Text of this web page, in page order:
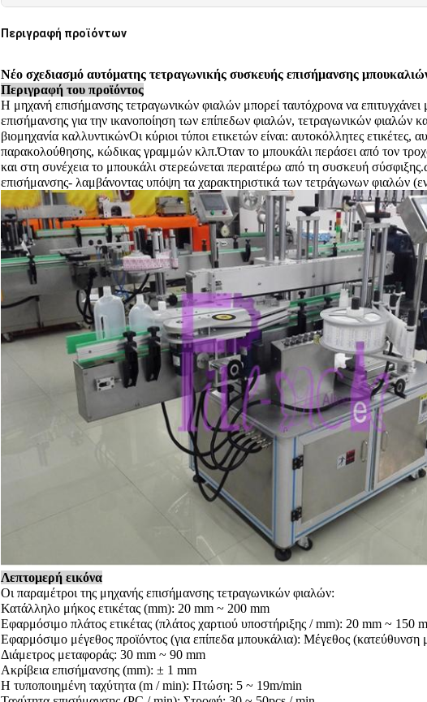
Περιγραφή προϊόντων
Νέο σχεδιασμό αυτόματης τετραγωνικής συσκευής επισήμανσης
Περιγραφή του προϊόντος
Η μηχανή επισήμανσης τετραγωνικών φιαλών μπορεί ταυτόχρονα να
επισήμανσης για την ικανοποίηση των επίπεδων φιαλών, τετραγωνικών φιαλών
βιομηχανία καλλυντικώνΟι κύριοι τύποι ετικετών είναι: αυτοκόλλητες
παρακολούθησης, κώδικας γραμμών κλπ.Όταν το μπουκάλι περάσει από τον
και στη συνέχεια το μπουκάλι στερεώνεται περαιτέρω από τη συσκευή
επισήμανσης- λαμβάνοντας υπόψη τα χαρακτηριστικά των τετράγωνων φιαλών
Λεπτομερή εικόνα
Οι παραμέτροι της μηχανής επισήμανσης τετραγωνικών φιαλών:
Κατάλληλο μήκος ετικέτας (mm): 20 mm ~ 200 mm
Εφαρμόσιμο πλάτος ετικέτας (πλάτος χαρτιού υποστήριξης / mm): 20 mm ~ 150
Εφαρμόσιμο μέγεθος προϊόντος (για επίπεδα μπουκάλια): Μέγεθος
Διάμετρος μεταφοράς: 30 mm ~ 90 mm
Ακρίβεια επισήμανσης (mm): ± 1 mm
Η τυποποιημένη ταχύτητα (m / min): Πτώση: 5 ~ 19m/min